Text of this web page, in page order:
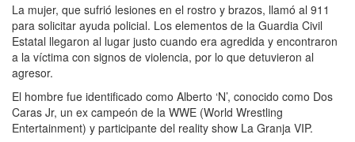
La mujer, que sufrió lesiones en el rostro y brazos, llamó al 911
para solicitar ayuda policial. Los elementos de la Guardia Civil
Estatal llegaron al lugar justo cuando era agredida y encontraron
a la víctima con signos de violencia, por lo que detuvieron al
agresor.
El hombre fue identificado como Alberto ‘N’, conocido como Dos
Caras Jr, un ex campeón de la WWE (World Wrestling
Entertainment) y participante del reality show La Granja VIP.